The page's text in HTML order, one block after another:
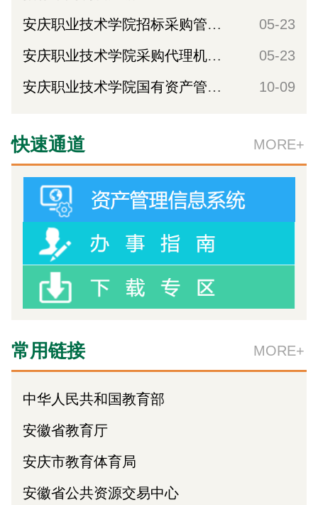
安庆职业技术学院招标采购管理办法（修订）补充办法
05-23
安庆职业技术学院采购代理机构管理暂行办法
05-23
安庆职业技术学院国有资产管理办法（修订）
10-09
快速通道 MORE+
常用链接 MORE+
中华人民共和国教育部
安徽省教育厅
安庆市教育体育局
安徽省公共资源交易中心